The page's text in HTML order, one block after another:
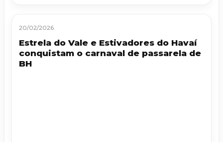
20/02/2026
Estrela do Vale e Estivadores do Havaí
conquistam o carnaval de passarela de
BH